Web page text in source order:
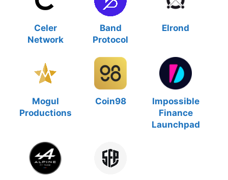
Celer
Network
Band
Protocol
Elrond
Mogul
Productions
Coin98
Impossible
Finance
Launchpad